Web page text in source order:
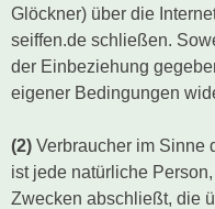
Pyramiden
Glöckner) über die
seiffen.de schließen.
der Einbeziehung
eigener Bedingungen
(2) Verbraucher im Sinne
ist jede natürliche
Zwecken abschließt, die